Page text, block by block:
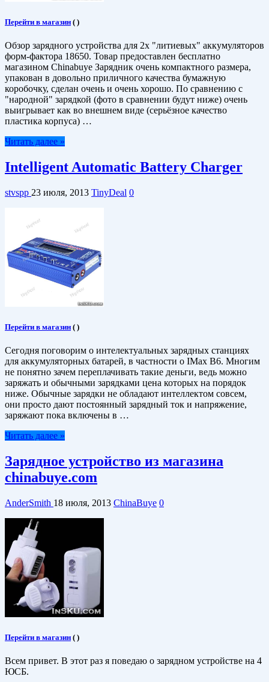
Перейти в магазин ( )
Обзор зарядного устройства для 2х "литиевых" аккумуляторов
форм-фактора 18650. Товар предоставлен бесплатно
магазином Chinabuye Зарядник очень компактного размера,
упакован в довольно приличного качества бумажную
коробочку, сделан очень и очень хорошо. По сравнению с
"народной" зарядкой (фото в сравнении будут ниже) очень
выигрывает как во внешнем виде (серьёзное качество
пластика корпуса) …
Читать далее »
Intelligent Automatic Battery Charger
stvspp 23 июля, 2013 TinyDeal 0
Перейти в магазин ( )
Сегодня поговорим о интелектуальных зарядных станциях
для аккумуляторных батарей, в частности о IMax B6. Многим
не понятно зачем переплачивать такие деньги, ведь можно
заряжать и обычными зарядками цена которых на порядок
ниже. Обычные зарядки не обладают интеллектом совсем,
они просто дают постоянный зарядный ток и напряжение,
заряжают пока включены в …
Читать далее »
Зарядное устройство из магазина
chinabuye.com
AnderSmith 18 июля, 2013 ChinaBuye 0
Перейти в магазин ( )
Всем привет. В этот раз я поведаю о зарядном устройстве на 4
ЮСБ.